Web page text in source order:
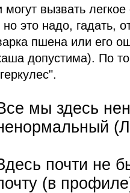
могут вызвать
но это надо, гадать,
пшена или его
допустима). По
мы здесь
почти не
(в